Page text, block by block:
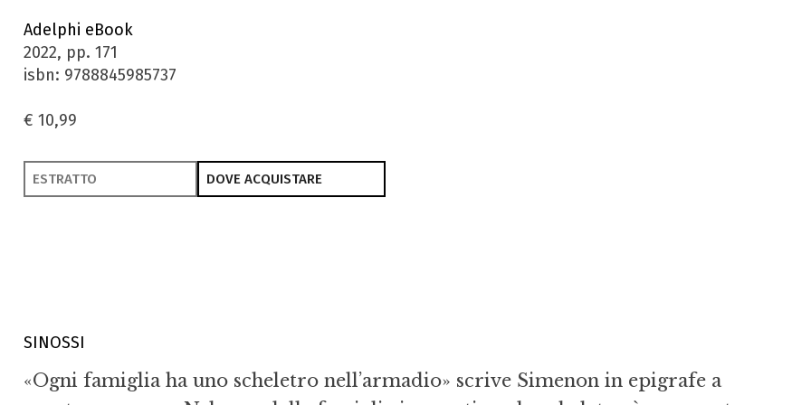
Adelphi eBook
2022, pp. 171
isbn: 9788845985737
€ 10,99
ESTRATTO DOVE ACQUISTARE
SINOSSI
«Ogni famiglia ha uno scheletro nell’armadio» scrive Simenon in epigrafe a